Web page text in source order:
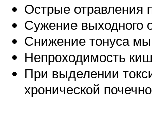
Острые отравления
Сужение выходного
Снижение тонуса
Непроходимость
При выделении
хронической